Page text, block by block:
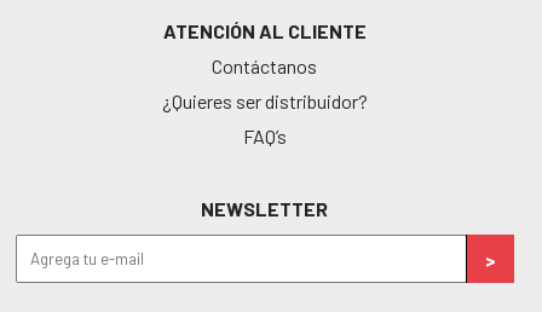
ATENCIÓN AL CLIENTE
Contáctanos
¿Quieres ser distribuidor?
FAQ’s
NEWSLETTER